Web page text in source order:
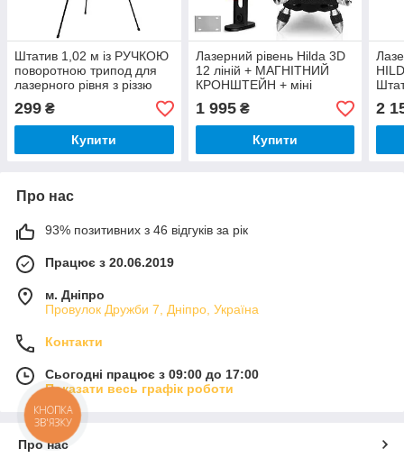
Штатив 1,02 м із РУЧКОЮ
поворотною трипод для
лазерного рівня з різзю
1/4"
299 ₴
Купити
Лазерний рівень Hilda 3D
12 ліній + МАГНІТНИЙ
КРОНШТЕЙН + міні
ТРИНОГА ☀ ЗЕЛЕНИЙ
ПРОМІНЬ ☀
1 995₴
Купити
2
Про нас
93% позитивних з 46 відгуків за рік
Працює з 20.06.2019
м. Дніпро
Провулок Дружби 7, Дніпро, Україна
Контакти
Сьогодні працює з 09:00 до 17:00
Показати весь графік роботи
Про нас
КНОПКА
ЗВ'ЯЗКУ